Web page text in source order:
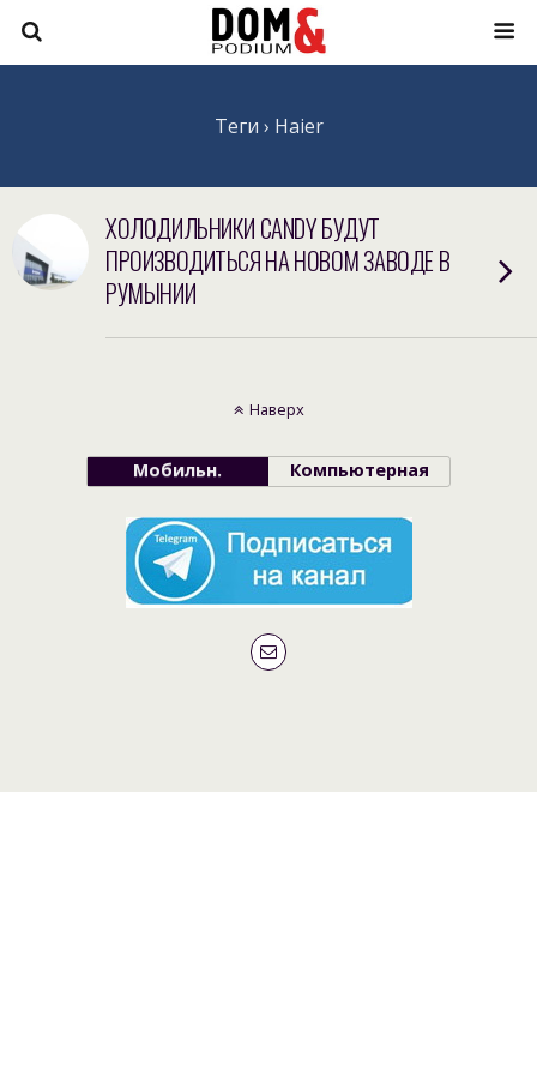
Теги › Haier
ХОЛОДИЛЬНИКИ CANDY БУДУТ
ПРОИЗВОДИТЬСЯ НА НОВОМ ЗАВОДЕ В
РУМЫНИИ
Наверх
Мобильн. Компьютерная